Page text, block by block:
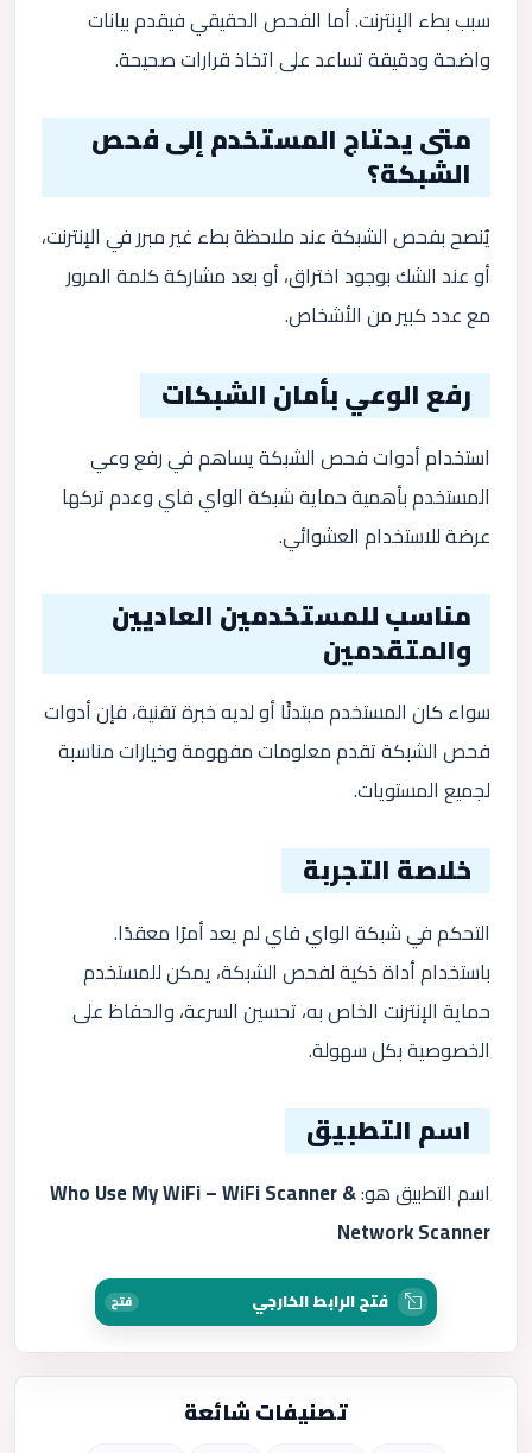
تصنيفات شائعة
سبب بطء الإنترنت. أما الفحص الحقيقي فيقدم بيانات
واضحة ودقيقة تساعد على اتخاذ قرارات صحيحة.
متى يحتاج المستخدم إلى فحص
الشبكة؟
يُنصح بفحص الشبكة عند ملاحظة بطء غير مبرر في الإنترنت،
أو عند الشك بوجود اختراق، أو بعد مشاركة كلمة المرور
مع عدد كبير من الأشخاص.
رفع الوعي بأمان الشبكات
استخدام أدوات فحص الشبكة يساهم في رفع وعي
المستخدم بأهمية حماية شبكة الواي فاي وعدم تركها
عرضة للاستخدام العشوائي.
مناسب للمستخدمين العاديين
والمتقدمين
سواء كان المستخدم مبتدئًا أو لديه خبرة تقنية، فإن أدوات
فحص الشبكة تقدم معلومات مفهومة وخيارات مناسبة
لجميع المستويات.
خلاصة التجربة
التحكم في شبكة الواي فاي لم يعد أمرًا معقدًا.
باستخدام أداة ذكية لفحص الشبكة، يمكن للمستخدم
حماية الإنترنت الخاص به، تحسين السرعة، والحفاظ على
الخصوصية بكل سهولة.
اسم التطبيق
اسم التطبيق هو:Who Use My WiFi – WiFi Scanner &
Network Scanner
فتح الرابط الخارجي فتح